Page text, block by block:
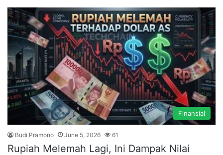
Finansial
Budi Pramono June 5, 2026 61
Rupiah Melemah Lagi, Ini Dampak Nilai